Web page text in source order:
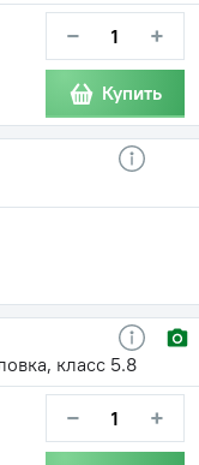
− +
Купить
класс 5.8
− +